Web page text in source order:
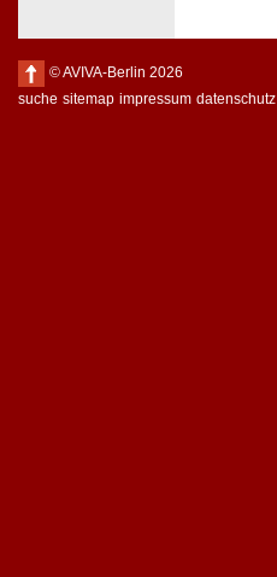
© AVIVA-Berlin 2026
suche sitemap impressum datenschutz